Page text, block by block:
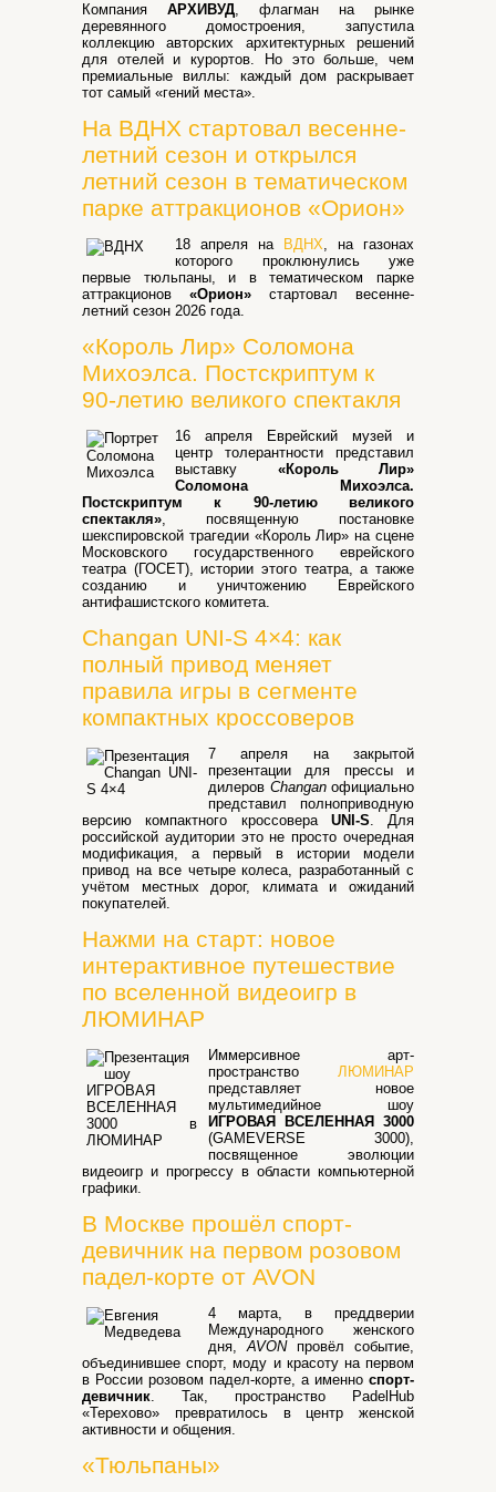
Компания АРХИВУД, флагман на рынке
деревянного домостроения, запустила
коллекцию авторских архитектурных решений
для отелей и курортов. Но это больше, чем
премиальные виллы: каждый дом раскрывает
тот самый «гений места».
На ВДНХ стартовал весенне-
летний сезон и открылся
летний сезон в тематическом
парке аттракционов «Орион»
18 апреля на ВДНХ, на газонах
которого проклюнулись уже
первые тюльпаны, и в тематическом парке
аттракционов «Орион» стартовал весенне-
летний сезон 2026 года.
«Король Лир» Соломона
Михоэлса. Постскриптум к
90-летию великого спектакля
16 апреля Еврейский музей и
центр толерантности представил
выставку «Король Лир»
Соломона Михоэлса.
Постскриптум к 90-летию великого
спектакля», посвященную постановке
шекспировской трагедии «Король Лир» на сцене
Московского государственного еврейского
театра (ГОСЕТ), истории этого театра, а также
созданию и уничтожению Еврейского
антифашистского комитета.
Changan UNI-S 4×4: как
полный привод меняет
правила игры в сегменте
компактных кроссоверов
7 апреля на закрытой
презентации для прессы и
дилеров Changanофициально
представил полноприводную
версию компактного кроссовера UNI-S. Для
российской аудитории это не просто очередная
модификация, а первый в истории модели
привод на все четыре колеса, разработанный с
учётом местных дорог, климата и ожиданий
покупателей.
Нажми на старт: новое
интерактивное путешествие
по вселенной видеоигр в
ЛЮМИНАР
Иммерсивное арт-
пространство ЛЮМИНАР
представляет новое
мультимедийное шоу
ИГРОВАЯ ВСЕЛЕННАЯ 3000
(GAMEVERSE 3000),
посвященное эволюции
видеоигр и прогрессу в области компьютерной
графики.
В Москве прошёл спорт-
девичник на первом розовом
падел-корте от AVON
4 марта, в преддверии
Международного женского
дня,AVONпровёл событие,
объединившее спорт, моду и красоту на первом
в России розовом падел-корте, а именно спорт-
девичник. Так, пространство PadelHub
«Терехово» превратилось в центр женской
активности и общения.
«Тюльпаны»